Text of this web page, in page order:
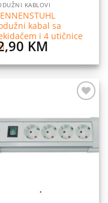
KABLOVI
kabal sa
i 4 utičnice
KM
na
listu
želja